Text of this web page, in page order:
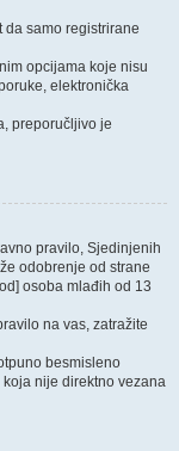
da samo registrirane
opcijama koje nisu
elektronička
preporučljivo je
pravilo, Sjedinjenih
odobrenje od strane
osoba mlađih od 13
na vas, zatražite
besmisleno
koja nije direktno vezana